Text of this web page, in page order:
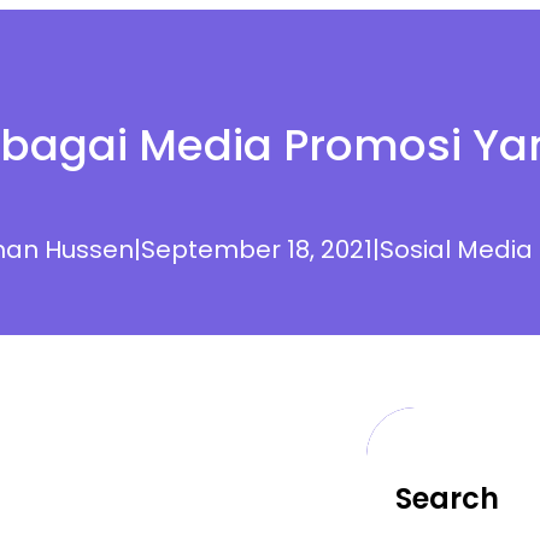
Media Promosi
Hussen|September 18, 2021|Sosial Media
Search